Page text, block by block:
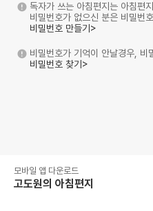
독자가 쓰는 아침편지는 아침편
비밀번호가 없으신 분은 비밀번
비밀번호 만들기>
비밀번호가 기억이 안날경우, 비
비밀번호 찾기>
모바일 앱 다운로드
고도원의 아침편지